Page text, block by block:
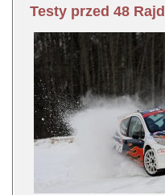
Testy przed 48